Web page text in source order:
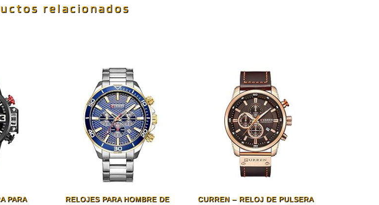
relacionados
PARA RELOJES PARA HOMBRE DE CURREN – RELOJ DE PULSERA